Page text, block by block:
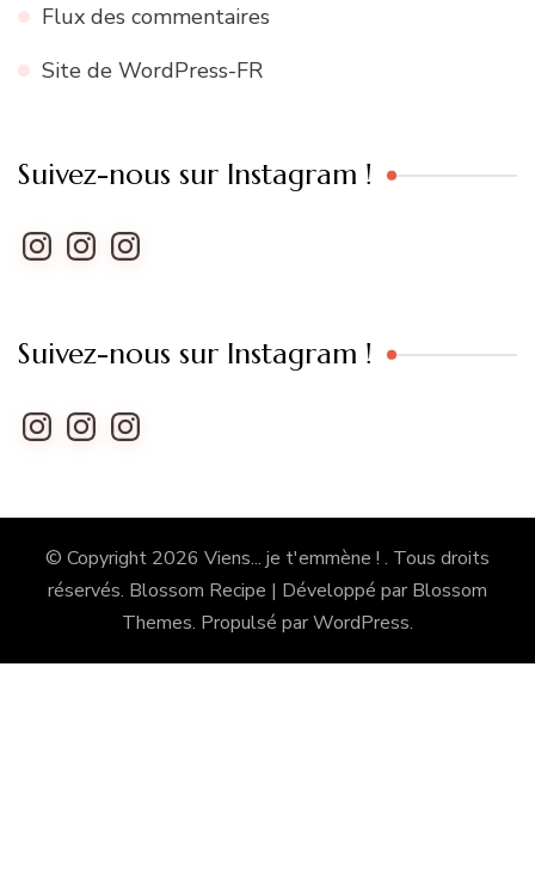
Flux des commentaires
Site de WordPress-FR
Suivez-nous sur Instagram !
Instagram
InstagramInstagram
Suivez-nous sur Instagram !
Instagram
InstagramInstagram
© Copyright 2026 Viens... je t'emmène ! . Tous droits
réservés. Blossom Recipe | Développé par Blossom
Themes. Propulsé parWordPress.